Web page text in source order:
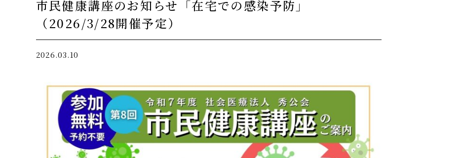
市民健康講座のお知らせ「在宅での感染予防」
（2026/3/28開催予定）
2026.03.10